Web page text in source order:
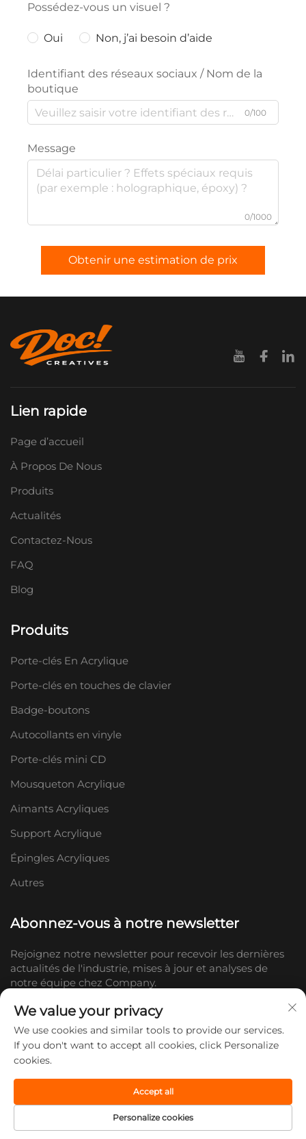
Possédez-vous un visuel ?
Oui Non, j’ai besoin d’aide
Identifiant des réseaux sociaux / Nom de la
boutique
0/100
Message
0/1000
Obtenir une estimation de prix
Lien rapide
Page d’accueil
À Propos De Nous
Produits
Actualités
Contactez-Nous
FAQ
Blog
Produits
Porte-clés En Acrylique
Porte-clés en touches de clavier
Badge-boutons
Autocollants en vinyle
Porte-clés mini CD
Mousqueton Acrylique
Aimants Acryliques
Support Acrylique
Épingles Acryliques
Autres
Abonnez-vous à notre newsletter
Rejoignez notre newsletter pour recevoir les dernières
actualités de l'industrie, mises à jour et analyses de
notre équipe chez Company.
Tous droits réservés. -
We value your privacy
We use cookies and similar tools to provide our services.
If you don't want to accept all cookies, click Personalize
cookies.
Personalize cookies
Accept all